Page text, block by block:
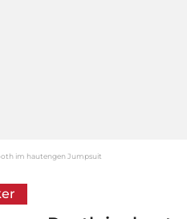
im hautengen Jumpsuit